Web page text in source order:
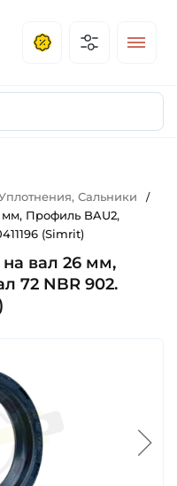
Сальники /
мм, Профиль BAU2,
(Simrit)
вал 26 мм,
72 NBR 902.